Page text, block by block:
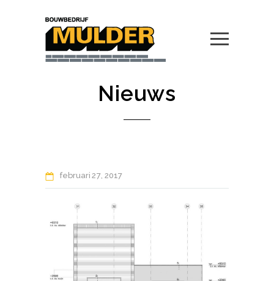
Nieuws
februari 27 2017